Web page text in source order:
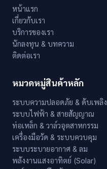
หน้าแรก
เกี่ยวกับเรา
บริการของเรา
นักลงทุน & บทความ
ติดต่อเรา
หมวดหมู่สินค้าหลัก
ระบบความปลอดภัย & ดับเพลิง
ระบบไฟฟ้า & สายสัญญาณ
ท่อเหล็ก & วาล์วอุตสาหกรรม
เครื่องมือวัด & ระบบควบคุม
ระบบระบายอากาศ & ลม
พลังงานแสงอาทิตย์ (Solar)